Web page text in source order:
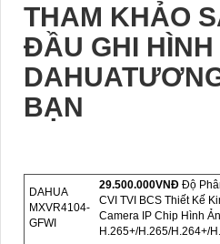
THAM KHẢO
ĐẦU GHI HÌNH
BẠN
DAHUA
MXVR4104-
GFWI
29.500.000VNÐ Độ
CVI TVI BCS Thiết Kế
Camera IP Chip Hình
H.265+/H.265/H.264+/